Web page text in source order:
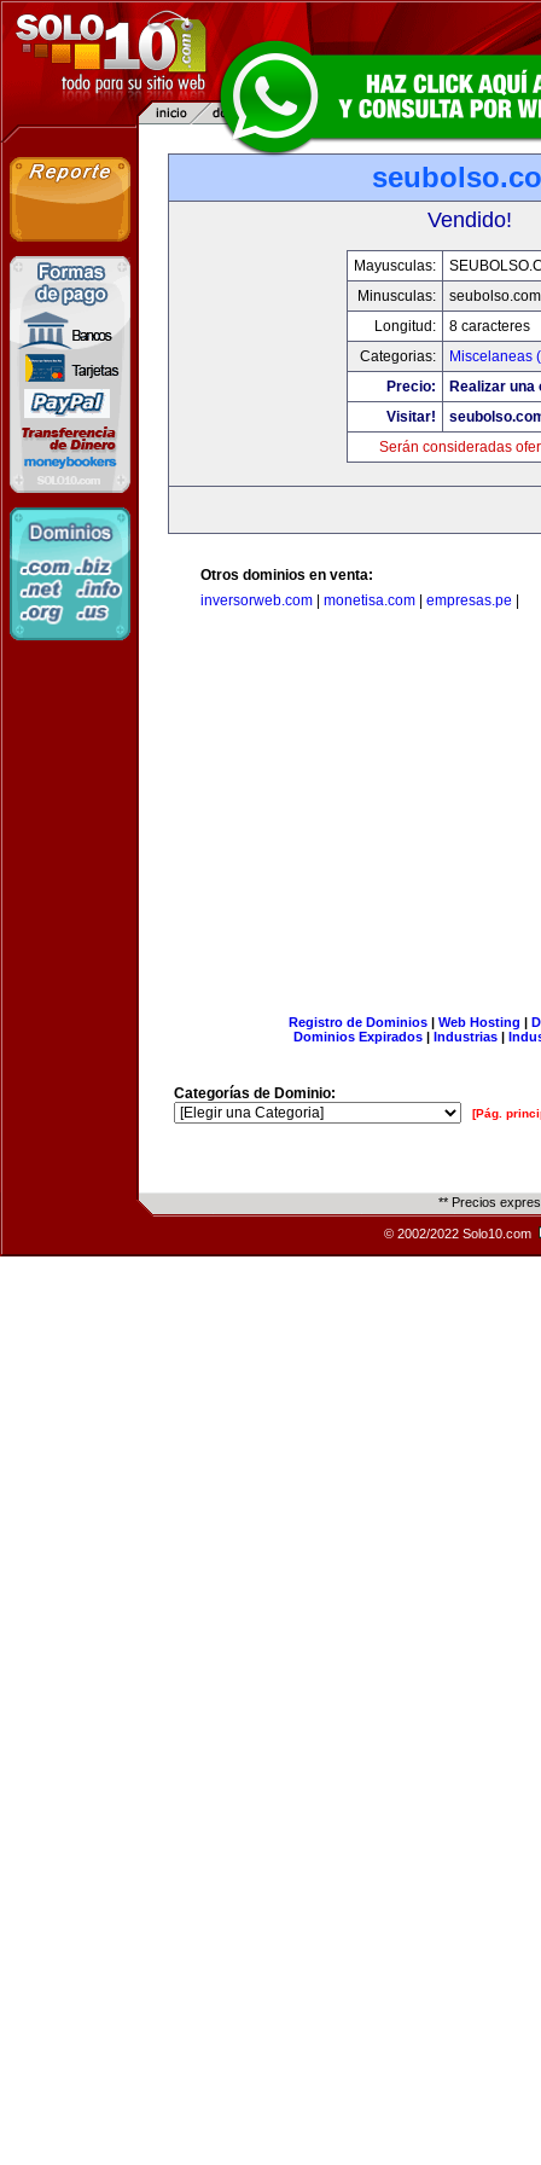
Vendido!
Mayusculas:
Minusculas:
seubolso.com
Longitud:
8 caracteres
Categorias:
Miscelaneas
Precio:
Realizar una
Visitar!
Serán consideradas
Otros dominios en venta:
inversorweb.com
monetisa.com empresas.pe
Registro de Dominios| Web Hosting |
Dominios Expirados | Industrias |
Categorías de Dominio:
[Pág.
** Precios
© 2002/2022 Solo10.com